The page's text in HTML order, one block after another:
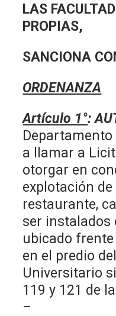
LAS
PROPIAS,
SANCIONA
ORDENANZA
Artículo 1°:
Departamento
a
llamar a
otorgar en
explotación
restaurante,
ser instalados
ubicado
en el predio
Universitario
119 y 121 de
–